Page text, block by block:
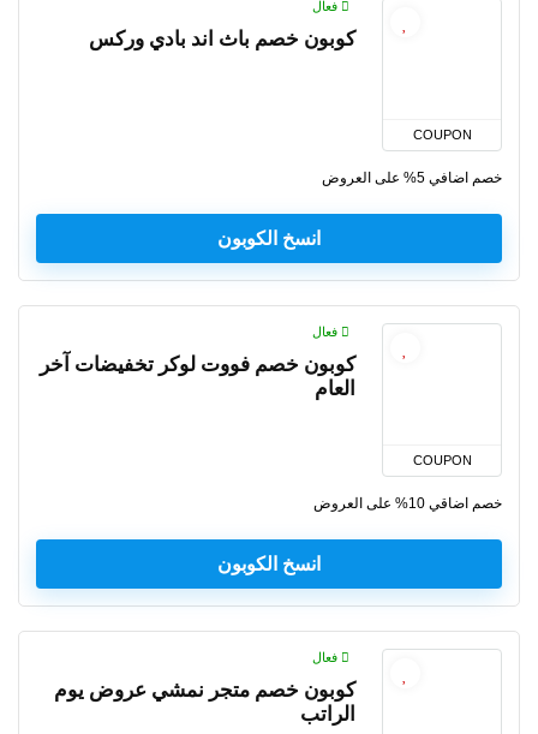
COUPON
فعال
كوبون خصم باث اند بادي وركس
خصم اضافي 5% على العروض
انسخ الكوبون
COUPON
فعال
كوبون خصم فووت لوكر تخفيضات آخر
العام
خصم اضاقي 10% على العروض
انسخ الكوبون
فعال
كوبون خصم متجر نمشي عروض يوم
الراتب